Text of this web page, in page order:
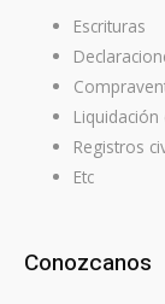
Escrituras
Registros
Etc
Conozcanos